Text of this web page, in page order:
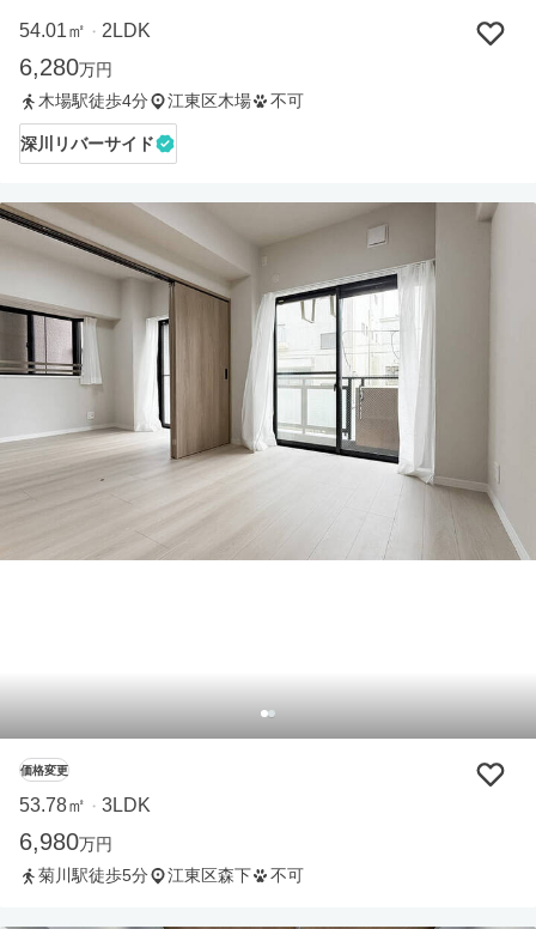
54.01㎡ ・ 2LDK
6,280万円
木場駅徒歩4分
江東区木場 不可
深川リバーサイド
価格変更
53.78㎡ ・ 3LDK
6,980万円
菊川駅徒歩5分
江東区森下 不可